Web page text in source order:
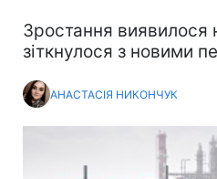
Зростання виявилося
зіткнулося з новими
АНАСТАСІЯ НИКОНЧУК